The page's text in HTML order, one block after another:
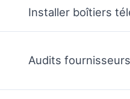
Installer boîtiers
Audits